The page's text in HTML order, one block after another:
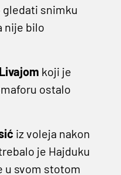
snimku
nije bilo
koji je
ostalo
iz voleja nakon
je Hajduku
u svom stotom